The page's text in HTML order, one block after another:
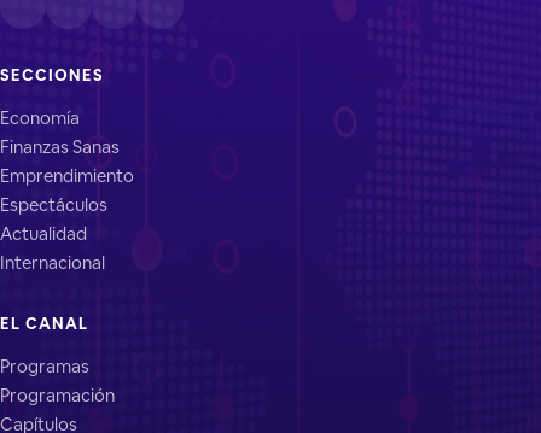
SECCIONES
Economía
Finanzas Sanas
Emprendimiento
Espectáculos
Actualidad
Internacional
EL CANAL
Programas
Programación
Capítulos